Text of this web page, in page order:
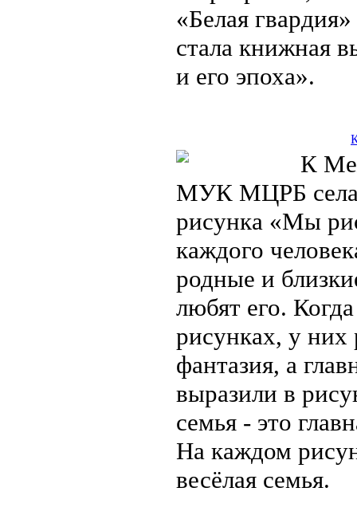
«Белая
стала книжная
и его эпоха».
К
МУК МЦРБ села
рисунка «Мы
каждого
родные и
любят его.
рисунках, у них
фантазия, а
выразили в
семья - это
На каждом
весёлая семья.